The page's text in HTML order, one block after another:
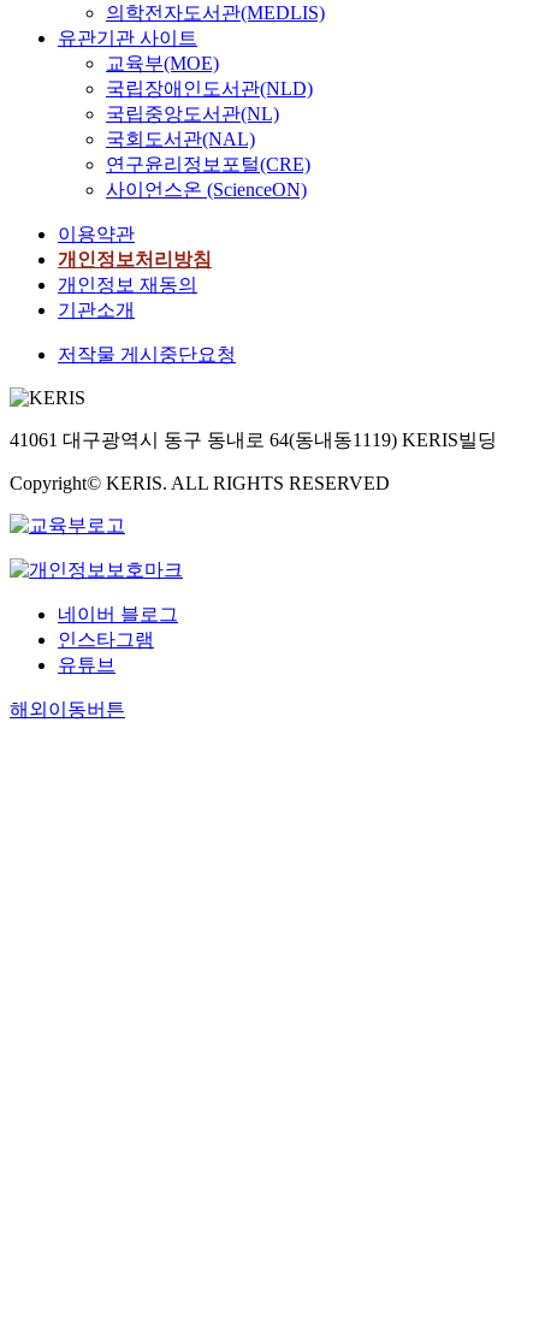
의학전자도서관(MEDLIS)
유관기관 사이트
교육부(MOE)
국립장애인도서관(NLD)
국립중앙도서관(NL)
국회도서관(NAL)
연구윤리정보포털(CRE)
사이언스온 (ScienceON)
이용약관
개인정보처리방침
개인정보 재동의
기관소개
저작물 게시중단요청
41061 대구광역시 동구 동내로 64(동내동1119) KERIS빌딩
Copyright© KERIS. ALL RIGHTS RESERVED
네이버 블로그
인스타그램
유튜브
해외이동버튼